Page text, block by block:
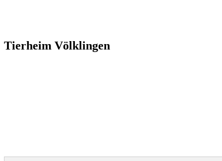
Tierheim Völklingen